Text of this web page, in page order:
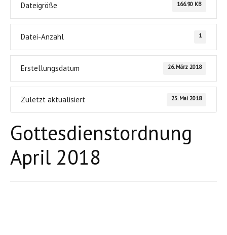
Dateigröße 166.90 KB
Datei-Anzahl 1
Erstellungsdatum 26. März 2018
Zuletzt aktualisiert 25. Mai 2018
Gottesdienstordnung
April 2018